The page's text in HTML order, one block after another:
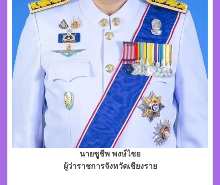
นายชูชีพ พงษ์ไชย
ผู้ว่าราชการจังหวัดเชียงราย